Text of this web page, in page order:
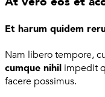
Et harum quidem
Nam libero tempore,
cumque nihil impedit
facere possimus.